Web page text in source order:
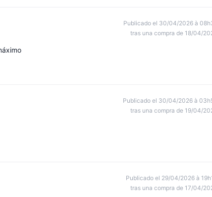
Publicado el 30/04/2026 à
tras una compra de 18/04/
Publicado el 30/04/2026 à
tras una compra de 19/04/
Publicado el 29/04/2026 à
tras una compra de 17/04/